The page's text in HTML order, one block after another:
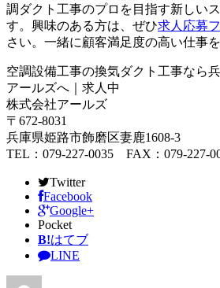
調ダクト工事のプロを目指す新しい
す。興味のある方は、ぜひ求人応募
さい。一緒に顧客満足度の高い仕事
空調設備工事の換気ダクト工事なら
アールズへ｜求人中
株式会社アールズ
〒672-8031
兵庫県姫路市飾磨区妻鹿1608-3
TEL：079-227-0035 FAX：079-227-
Twitter
Facebook
Google+
Pocket
B!はてブ
LINE